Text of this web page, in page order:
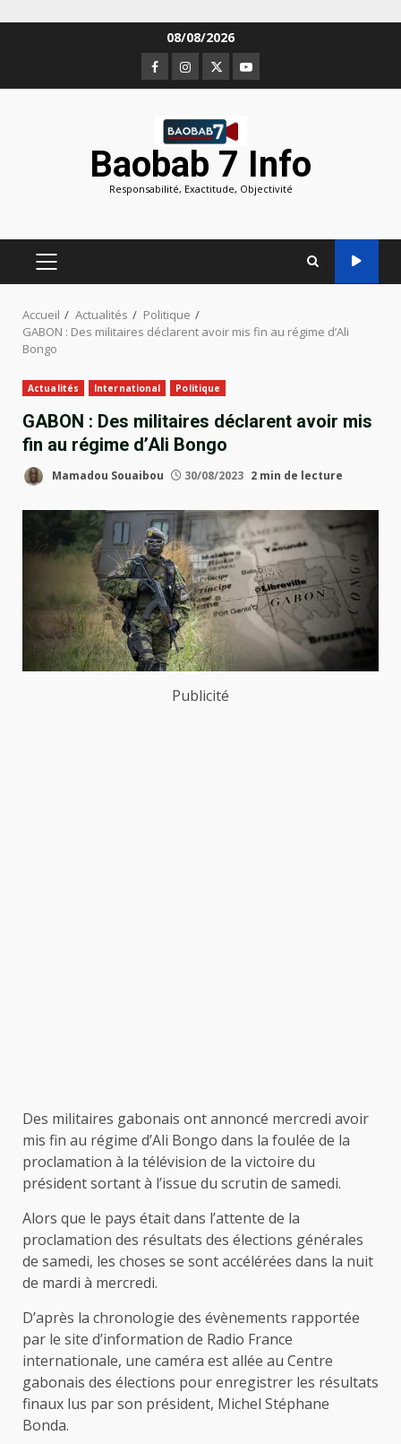
08/08/2026
Facebook
Instagram
TwitterYoutube
Baobab 7 Info
Responsabilité, Exactitude, Objectivité
MENU
PRINCIPAL
Accueil Actualités
Politique
GABON : Des militaires déclarent avoir mis fin au régime d’Ali
Bongo
Actualités International Politique
GABON : Des militaires déclarent avoir mis
fin au régime d’Ali Bongo
Mamadou Souaibou 30/08/2023 2 min de lecture
Publicité
Des militaires gabonais ont annoncé mercredi avoir
mis fin au régime d’Ali Bongo dans la foulée de la
proclamation à la télévision de la victoire du
président sortant à l’issue du scrutin de samedi.
Alors que le pays était dans l’attente de la
proclamation des résultats des élections générales
de samedi, les choses se sont accélérées dans la nuit
de mardi à mercredi.
D’après la chronologie des évènements rapportée
par le site d’information de Radio France
internationale, une caméra est allée au Centre
gabonais des élections pour enregistrer les résultats
finaux lus par son président, Michel Stéphane
Bonda.